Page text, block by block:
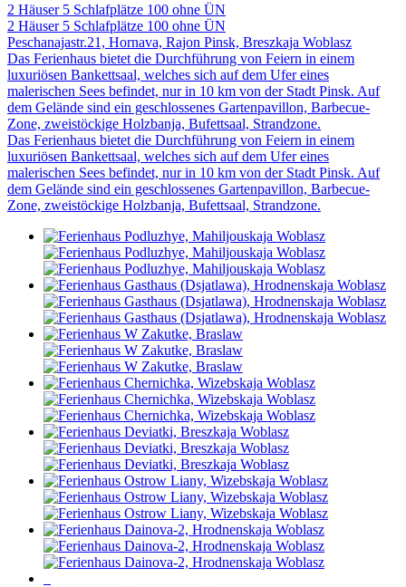
2 Häuser 5 Schlafplätze 100 ohne ÜN
2 Häuser 5 Schlafplätze 100 ohne ÜN
Peschanajastr.21, Hornava, Rajon Pinsk, Breszkaja Woblasz
Das Ferienhaus bietet die Durchführung von Feiern in einem
luxuriösen Bankettsaal, welches sich auf dem Ufer eines
malerischen Sees befindet, nur in 10 km von der Stadt Pinsk. Auf
dem Gelände sind ein geschlossenes Gartenpavillon, Barbecue-
Zone, zweistöckige Holzbanja, Bufettsaal, Strandzone.
Das Ferienhaus bietet die Durchführung von Feiern in einem
luxuriösen Bankettsaal, welches sich auf dem Ufer eines
malerischen Sees befindet, nur in 10 km von der Stadt Pinsk. Auf
dem Gelände sind ein geschlossenes Gartenpavillon, Barbecue-
Zone, zweistöckige Holzbanja, Bufettsaal, Strandzone.